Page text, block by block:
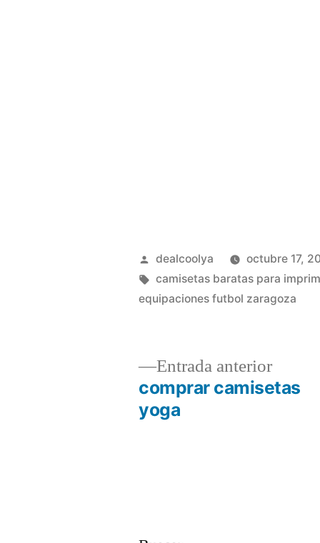
Publicado
por
dealcoolya octubre 17,
Etiquetas:
camisetas baratas para
equipaciones futbol zaragoza
Navegación
Entrada anteriorEntrada
comprar camisetas
yoga